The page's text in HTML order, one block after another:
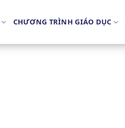
CHƯƠNG TRÌNH GIÁO DỤC